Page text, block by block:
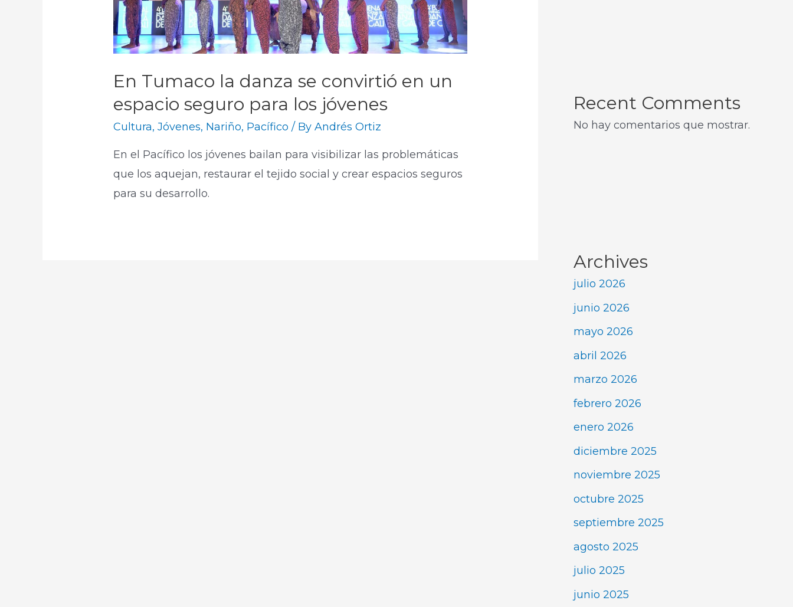
En Tumaco la danza se convirtió en un
espacio seguro para los jóvenes
Cultura,Jóvenes, Nariño, Pacífico / ByAndrés Ortiz
En el Pacífico los jóvenes bailan para visibilizar las problemáticas
que los aquejan, restaurar el tejido social y crear espacios seguros
para su desarrollo.
Recent Comments
No hay comentarios que mostrar.
Archives
julio 2026
junio 2026
mayo 2026
abril 2026
marzo 2026
febrero 2026
enero 2026
diciembre 2025
noviembre 2025
octubre 2025
septiembre 2025
agosto 2025
julio 2025
junio 2025